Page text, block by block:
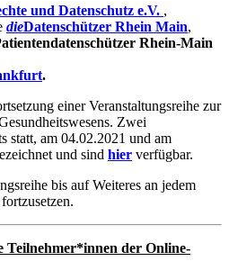
und Datenschutz e.V. ,
dieDatenschützer Rhein Main,
Rhein-Main
.
einer Veranstaltungsreihe zur
Zwei
statt, am 04.02.2021 und am
und sind hier verfügbar.
bis auf Weiteres an jedem
Teilnehmer*innen der Online-